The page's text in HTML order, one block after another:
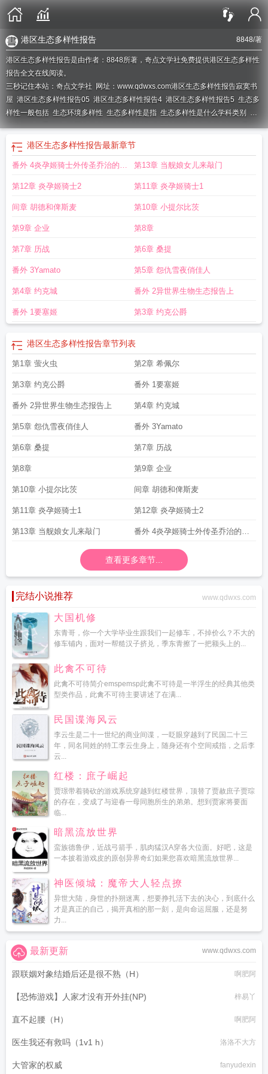
8848/著
港区生态多样性报告
港区生态多样性报告是由作者：8848所著，奇点文学社免费提供港区生态多样性
报告全文在线阅读。
三秒记住本站：奇点文学社 网址：www.qdwxs.com港区生态多样性报告寂寞书
屋 港区生态多样性报告05 港区生态多样性报告4 港区生态多样性报告5 生态多
样性一般包括 生态环境多样性 生态多样性是指 生态多样性是什么学科类别 生
态多样性的重要性港区生态多样性报告8848生态多样性会议生态多样性是什
么意思生态多样性保护的意义和措施 港区生态多样性报告战舰少女
样性报告2023年最新版
多样性大会港区多样性报告生态多样性的意义 生态多样性主题生态多样性概
态多样性包括哪三个方面
港区生态多样性调查报告港区生态多样化报告
样性包括那三个生态多样性指什么
港区生态多样性报告最新章节
番外 4炎孕姬骑士外传圣乔治的提
枪训练
第13章 当舰娘女儿来敲门
第12章 炎孕姬骑士2 第11章 炎孕姬骑士1
间章 胡德和俾斯麦 第10章 小提尔比茨
第9章 企业 第8章
第7章 历战 第6章 桑提
番外 3Yamato 第5章 怨仇雪夜俏佳人
第4章 约克城 番外 2异世界生物生态报告上
番外 1要塞姬 第3章 约克公爵
港区生态多样性报告章节列表
第1章 萤火虫 第2章 希佩尔
第3章 约克公爵 番外 1要塞姬
番外 2异世界生物生态报告上 第4章 约克城
第5章 怨仇雪夜俏佳人 番外 3Yamato
第6章 桑提 第7章 历战
第8章 第9章 企业
第10章 小提尔比茨 间章 胡德和俾斯麦
第11章 炎孕姬骑士1 第12章 炎孕姬骑士2
第13章 当舰娘女儿来敲门 番外 4炎孕姬骑士外传圣乔治的提
枪训练
查看更多章节...
完结小说推荐 www.qdwxs.com
大国机修
东青哥，你一个大学毕业生跟我们一起修车，不掉价么？不大的
修车铺内，面对一帮糙汉子挤兑，季东青擦了一把额头上的...
此禽不可待
此禽不可待简介emspemsp此禽不可待是一半浮生的经典其他类
型类作品，此禽不可待主要讲述了在满...
民国谍海风云
李云生是二十一世纪的商业间谍，一眨眼穿越到了民国二十三
年，同名同姓的特工李云生身上，随身还有个空间戒指，之后李
云...
红楼：庶子崛起
贾璟带着骑砍的游戏系统穿越到红楼世界，顶替了贾赦庶子贾琮
的存在，变成了与迎春一母同胞所生的弟弟。想到贾家将要面
临...
暗黑流放世界
蛮族德鲁伊，近战弓箭手，肌肉猛汉A穿各大位面。好吧，这是
一本披着游戏皮的原创异界奇幻如果您喜欢暗黑流放世界...
神医倾城：魔帝大人轻点撩
异世大陆，身世的扑朔迷离，想要挣扎活下去的决心，到底什么
才是真正的自己，揭开真相的那一刻，是向命运屈服，还是努
力...
www.qdwxs.com
最新更新
跟联姻对象结婚后还是很不熟（H） 啊肥阿
【恐怖游戏】人家才没有开外挂(NP) 梓易丫
直不起腰（H） 啊肥阿
医生我还有救吗（1v1 h） 洛洛不大方
大管家的权威 fanyudexin